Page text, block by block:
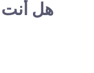
هل